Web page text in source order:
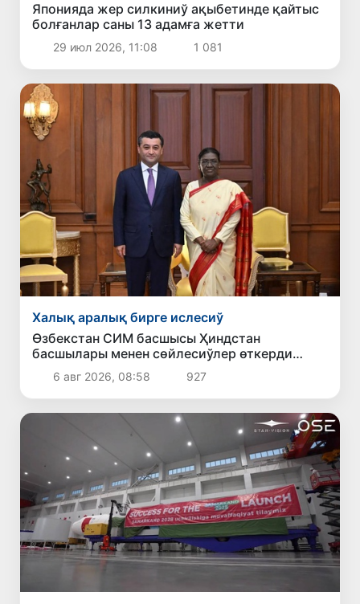
Японияда жер силкиниў ақыбетинде қайтыс
болғанлар саны 13 адамға жетти
29 июл 2026, 11:08 1 081
Халық аралық бирге ислесиў
Өзбекстан СИМ басшысы Ҳиндстан
басшылары менен сөйлесиўлер өткерди
Өзбекстан-Ҳиндстан бизнес форумында
қатнасты
6 авг 2026, 08:58 927